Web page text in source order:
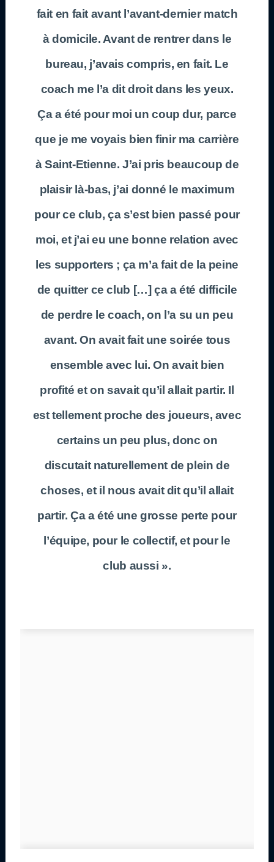
fait en fait avant l’avant-dernier match
à domicile. Avant de rentrer dans le
bureau, j’avais compris, en fait. Le
coach me l’a dit droit dans les yeux.
Ça a été pour moi un coup dur, parce
que je me voyais bien finir ma carrière
à Saint-Etienne. J’ai pris beaucoup de
plaisir là-bas, j’ai donné le maximum
pour ce club, ça s’est bien passé pour
moi, et j’ai eu une bonne relation avec
les supporters ; ça m’a fait de la peine
de quitter ce club […] ça a été difficile
de perdre le coach, on l’a su un peu
avant. On avait fait une soirée tous
ensemble avec lui. On avait bien
profité et on savait qu’il allait partir. Il
est tellement proche des joueurs, avec
certains un peu plus, donc on
discutait naturellement de plein de
choses, et il nous avait dit qu’il allait
partir. Ça a été une grosse perte pour
l’équipe, pour le collectif, et pour le
club aussi ».